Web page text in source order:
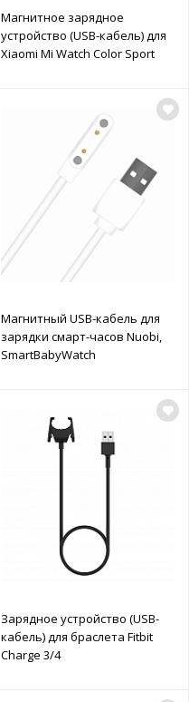
Магнитное зарядное
устройство (USB-кабель) для
Xiaomi Mi Watch Color Sport
Магнитный USB-кабель для
зарядки смарт-часов Nuobi,
SmartBabyWatch
Зарядное устройство (USB-
кабель) для браслета Fitbit
Charge 3/4